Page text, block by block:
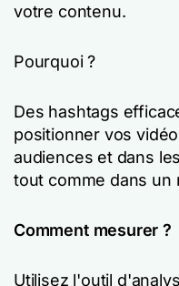
votre contenu.
Pourquoi ?
Des hashtags
positionner vos
audiences et dans
tout comme dans un
Comment mesurer ?
Utilisez l'outil